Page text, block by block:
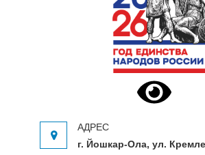
ЦЕНТР
Центр
г. Йошкар-Ола, ул.